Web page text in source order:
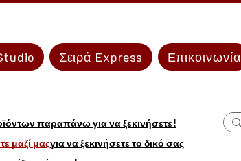
Σειρά Express Επικοινωνία
παραπάνω για να ξεκινήσετε!
μαζί μαςγια να ξεκινήσετε το δικό σας